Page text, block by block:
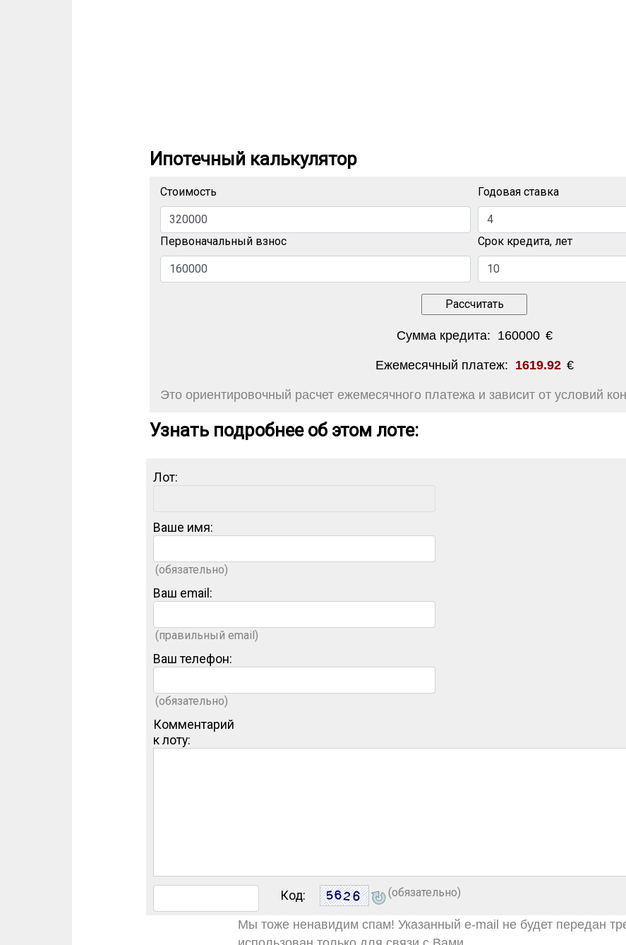
Ипотечный калькулятор
Стоимость
Первоначальный взнос
Годовая ставка
Срок кредита, лет
Сумма кредита: 160000 €
Ежемесячный платеж: 1619.92 €
Это ориентировочный расчет ежемесячного платежа и зависит от условий
Узнать подробнее об этом лоте:
Лот:
Ваше имя:
(обязательно)
Ваш email:
(правильный email)
Ваш телефон:
(обязательно)
Комментарий
к лоту:
Код: (обязательно)
Мы тоже ненавидим спам! Указанный e-mail не будет передан